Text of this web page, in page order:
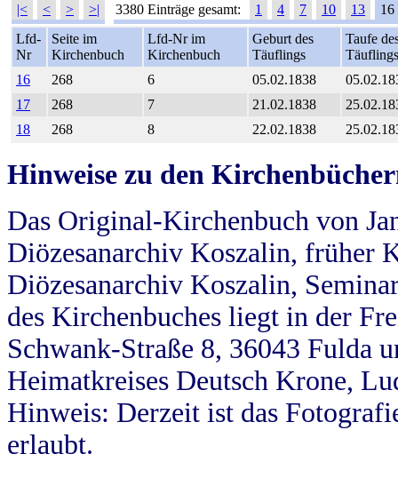
|< < > >| 3380 Einträge gesamt: 1 4 7 10 13
16
Lfd-
Nr
Seite im
Kirchenbuch
Lfd-Nr im
Kirchenbuch
Geburt des
Täuflings
Taufe
Täuflings
16
268 6 05.02.1838
17
268 7 21.02.1838
18
268 8 22.02.1838
Hinweise zu den
Das Original-Kirchenbuch von
Diözesanarchiv Koszalin, früher
Diözesanarchiv Koszalin,
des Kirchenbuches liegt in der
Schwank-Straße 8, 36043 Fulda
Heimatkreises Deutsch Krone,
Hinweis: Derzeit ist das
erlaubt.